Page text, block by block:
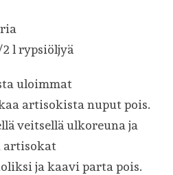
l rypsiöljyä
uloimmat
artisokista nuput pois.
veitsellä ulkoreuna ja
artisokat
ja kaavi parta pois.